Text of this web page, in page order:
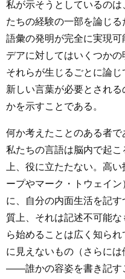
私が示そうとしているの
たちの経験の一部を論じ
語彙の発明が完全に実現
デアに対してはいくつか
それらが生じるごとに論
新しい言葉が必要とされ
かを示すことである。
何か考えたことのある者で
私たちの言語は脳内で起
上、役に立たたない。高
ープやマーク・トウェイ
に、自分の内面生活を記
質上、それは記述不可能
ら始めることは広く知ら
に見えないもの（さらに
――誰かの容姿を書き記す